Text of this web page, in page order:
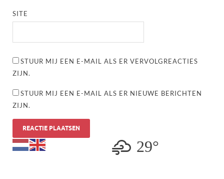
SITE
STUUR MIJ EEN E-MAIL ALS ER VERVOLGREACTIES
ZIJN.
STUUR MIJ EEN E-MAIL ALS ER NIEUWE BERICHTEN
ZIJN.
29°